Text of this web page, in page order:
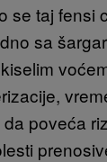
se taj fensi
sa
poveća